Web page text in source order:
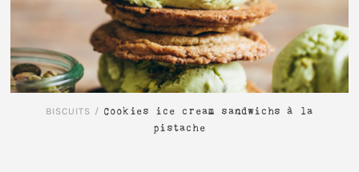
LIRE L'ARTICLE
BISCUITS / Cookies ice cream sandwichs à la
pistache